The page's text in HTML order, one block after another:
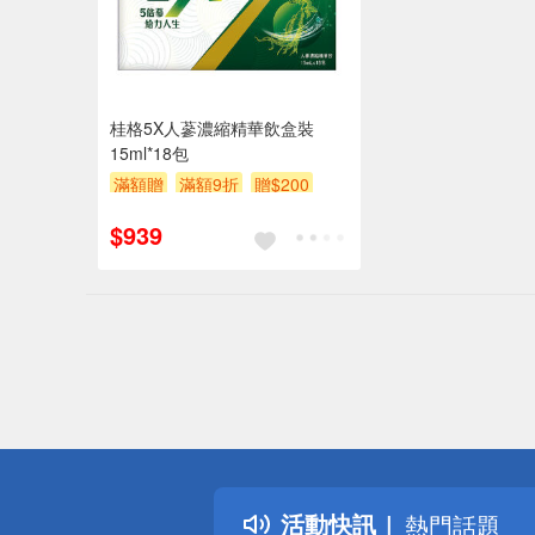
桂格5X人蔘濃縮精華飲盒裝
15ml*18包
滿額贈
滿額9折
贈$200
$939
活動快訊
詐騙網頁！
得獎公告
熱門話題